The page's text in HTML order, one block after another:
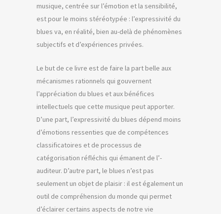
musique, centrée sur l’émotion et la sensibilité,
est pour le moins stéréotypée : l’expressivité du
blues va, en réalité, bien au-delà de phénomènes
subjectifs et d’expériences privées.
Le but de ce livre est de faire la part belle aux
mécanismes ­rationnels qui gouvernent
l’appréciation du blues et aux bénéfices
intellectuels que cette musique peut apporter.
D’une part, l’expressivité du blues ­dépend moins
d’émotions ressenties que de compétences
classifi­catoires et de processus de
catégorisation réfléchis qui émanent de l’­
auditeur. D’autre part, le blues n’est pas
seulement un objet de plaisir : il est également un
outil de compréhension du monde qui permet
d’éclairer certains aspects de notre vie